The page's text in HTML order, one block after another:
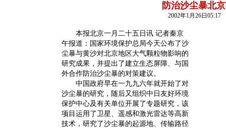
防治沙尘暴北
2002年1月26日
本报北京一月二十五日讯 记者秦京
午报道：国家环境保护总局今天公布了沙
尘暴与黄沙对北京地区大气颗粒物影响的
研究成果，并提出了建立生态屏障、与国
外合作防治沙尘暴的对策建议。
中国政府早在一九九六年就开始了对
沙尘暴的研究，随后又组织中日友好环境
保护中心及有关单位开展了专题研究，该
项目运用了卫星、遥感和激光雷达等高新
技术，研究了沙尘暴的起源地、传输路径